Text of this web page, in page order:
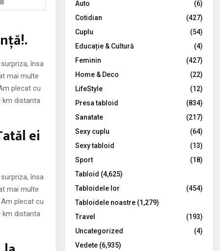
însa
mai multe
plecat cu
km distanta
ei
însa
mai multe
plecat cu
km distanta
:
C
Auto
(6)
Cotidian
(427)
Cuplu
(54)
Educație & Cultură
(4)
Feminin
(427)
Home & Deco
(22)
LifeStyle
(12)
Presa tabloid
(834)
Sanatate
(217)
Sexy cuplu
(64)
Sexy tabloid
(13)
Sport
(18)
Tabloid (4,625)
Tabloidele lor
(454)
Tabloidele noastre (1,279)
Travel
(193)
Uncategorized
(4)
Vedete (6,935)